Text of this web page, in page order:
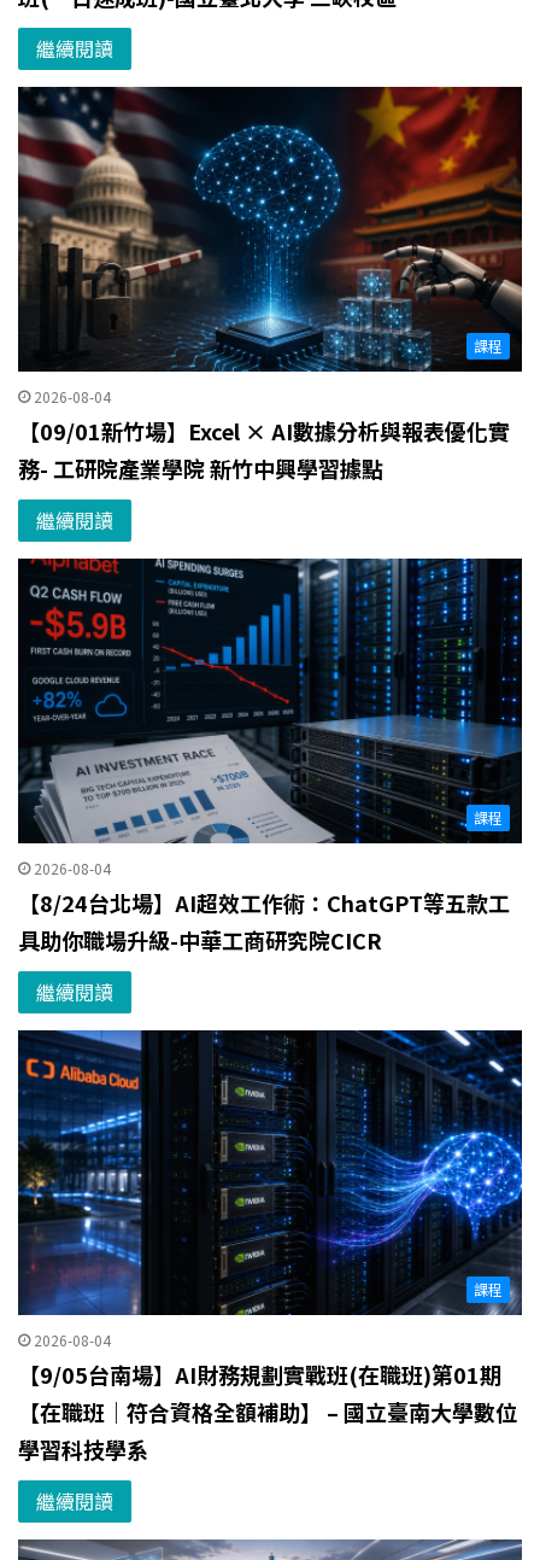
繼續閱讀
課程
2026-08-04
【09/01新竹場】Excel × AI數據分析與報表優化實
務- 工研院產業學院 新竹中興學習據點
繼續閱讀
課程
2026-08-04
【8/24台北場】AI超效工作術：ChatGPT等五款工
具助你職場升級-中華工商研究院CICR
繼續閱讀
課程
2026-08-04
【9/05台南場】AI財務規劃實戰班(在職班)第01期
【在職班｜符合資格全額補助】 – 國立臺南大學數位
學習科技學系
繼續閱讀